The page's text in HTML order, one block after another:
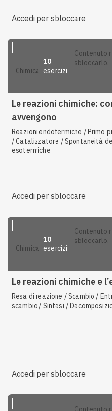
Accedi per sbloccare
chimica
10
esercizi
contenuto riservato: accedi per
sbloccarlo.
Le reazioni chimiche:
avvengono
Reazioni endotermiche / Primo
/ Catalizzatore / Spontaneità
esotermiche
Accedi per sbloccare
chimica
10
esercizi
contenuto riservato: accedi per
sbloccarlo.
Le reazioni chimiche e
Resa di reazione / Scambio /
scambio / Sintesi /
Accedi per sbloccare
contenuto riservato: accedi per